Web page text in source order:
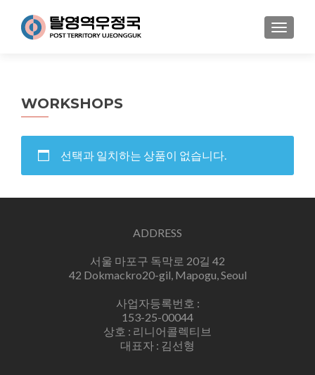
MENU
WORKSHOPS
선택과 일치하는 상품이 없습니다.
ADDRESS
서울 마포구 독막로 20길 42
42 Dokmackro20-gil, Mapogu, Seoul
사업자등록번호 :
153-25-00044
상호 : 리니어콜렉티브
대표자 : 김선형